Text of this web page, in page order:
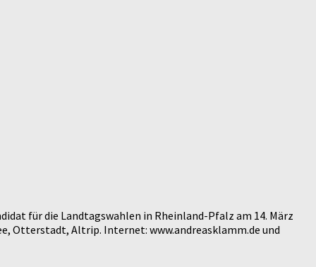
für die Landtagswahlen in Rheinland-Pfalz am 14. März
Otterstadt, Altrip. Internet: www.andreasklamm.de und